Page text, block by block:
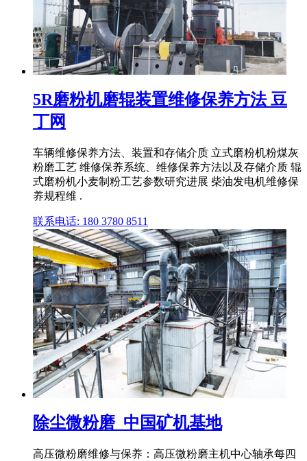
5R磨粉机磨辊装置维修保养方法 豆
丁网
车辆维修保养方法、装置和存储介质 立式磨粉机粉煤灰
粉磨工艺 维修保养系统、维修保养方法以及存储介质 辊
式磨粉机小麦制粉工艺参数研究进展 柴油发电机维修保
养规程维 .
联系电话: 180 3780 8511
除尘微粉磨_中国矿机基地
高压微粉磨维修与保养：高压微粉磨主机中心轴承每四